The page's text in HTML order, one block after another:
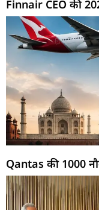
Finnair CEO की
Qantas की 1000